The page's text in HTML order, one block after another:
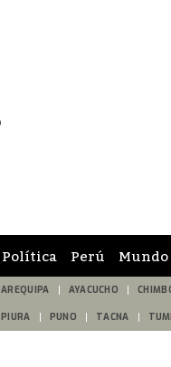
Política Perú Mundo
AREQUIPA AYACUCHO
PIURA PUNO TACNA